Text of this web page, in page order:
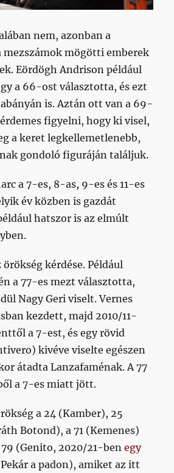
nem, azonban a
mezszámok mögötti emberek
Eördögh Andrison például
a 66-ost választotta, és ezt
is. Aztán ott van a 69-
figyelni, hogy ki visel,
a keret legkellemetlenebb,
gondoló figuráján találjuk.
a 7-es, 8-as, 9-es és 11-es
év közben is gazdát
hatszor is az elmúlt
kérdése. Például
a 77-es mezt választotta,
Nagy Geri viselt. Vernes
kezdett, majd 2010/11-
a 7-est, és egy rövid
kivéve viselte egészen
átadta Lanzafaménak. A 77
a 7-es miatt jött.
a 24 (Kamber), 25
Botond), a 71 (Kemenes)
(Genito, 2020/21-benegy
a padon), amiket az itt